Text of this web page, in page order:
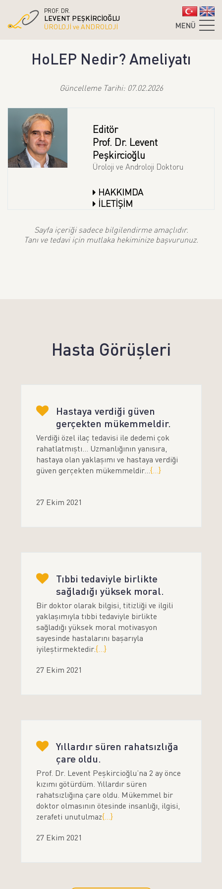
PROF. DR.
LEVENT PEŞKİRCİOĞLU
ÜROLOJİ ve ANDROLOJİ
MENÜ
HoLEP Nedir? Ameliyatı
Güncelleme Tarihi: 07.02.2026
Editör
Prof. Dr. Levent
Peşkircioğlu
Üroloji ve Androloji Doktoru
HAKKIMDA
İLETİŞİM
Sayfa içeriği sadece bilgilendirme amaçlıdır.
Tanı ve tedavi için mutlaka hekiminize başvurunuz.
Hasta Görüşleri
Hastaya verdiği güven
gerçekten mükemmeldir.
Verdiği özel ilaç tedavisi ile dedemi çok
rahatlatmıştı... Uzmanlığının yanısıra,
hastaya olan yaklaşımı ve hastaya verdiği
güven gerçekten mükemmeldir...{...}
27 Ekim 2021
Tıbbi tedaviyle birlikte
sağladığı yüksek moral.
Bir doktor olarak bilgisi, titizliği ve ilgili
yaklaşımıyla tıbbi tedaviyle birlikte
sağladığı yüksek moral motivasyon
sayesinde hastalarını başarıyla
iyileştirmektedir.{...}
27 Ekim 2021
Yıllardır süren rahatsızlığa
çare oldu.
Prof. Dr. Levent Peşkircioğlu’na 2 ay önce
kızımı götürdüm. Yıllardır süren
rahatsızlığına çare oldu. Mükemmel bir
doktor olmasının ötesinde insanlığı, ilgisi,
zerafeti unutulmaz{...}
27 Ekim 2021